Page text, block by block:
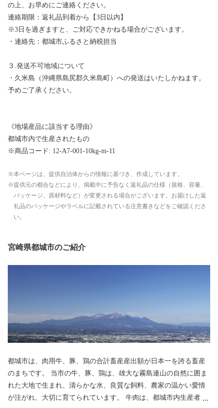
の上、お早めにご連絡ください。
連絡期限：返礼品到着から【3日以内】
※3日を過ぎますと、ご対応できかねる場合がございます。
・連絡先：都城市ふるさと納税担当
３.発送不可地域について
・久米島（沖縄県島尻郡久米島町）への発送はいたしかねます。
予めご了承ください。
《地場産品に該当する理由》
都城市内で生産されたもの
※商品コード: 12-A7-001-10kg-m-11
本ページは、提供自治体からの情報に基づき、作成しています。
提供元の都合などにより、掲載中に予告なく返礼品の仕様（規格、容量、
パッケージ、原材料など）が変更される場合がございます。お届けした返
礼品のパッケージやラベルに記載されている注意書きなどをご確認くださ
い。
宮崎県都城市のご紹介
都城市は、肉用牛、豚、鶏の合計畜産産出額が日本一を誇る畜産
のまちです。 当市の牛、豚、鶏は、雄大な霧島連山の自然に囲ま
れた大地で生まれ、清らかな水、良質な飼料、農家の温かい愛情
が注がれ、大切に育てられています。 牛肉は、都城市内生産者の